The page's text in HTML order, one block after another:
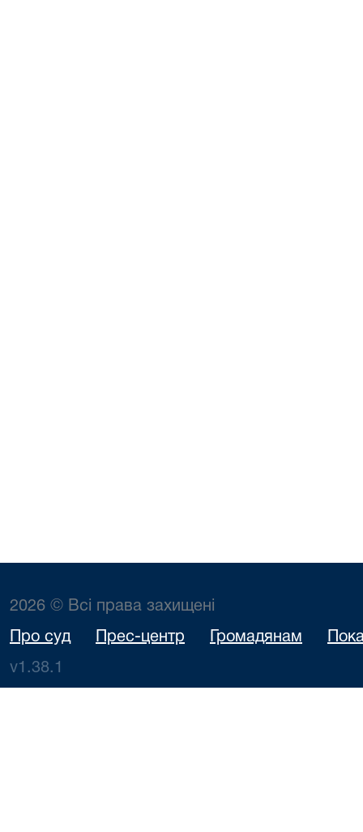
2026 © Всі права захищені
Про суд Прес-центр Громадянам
v1.38.1